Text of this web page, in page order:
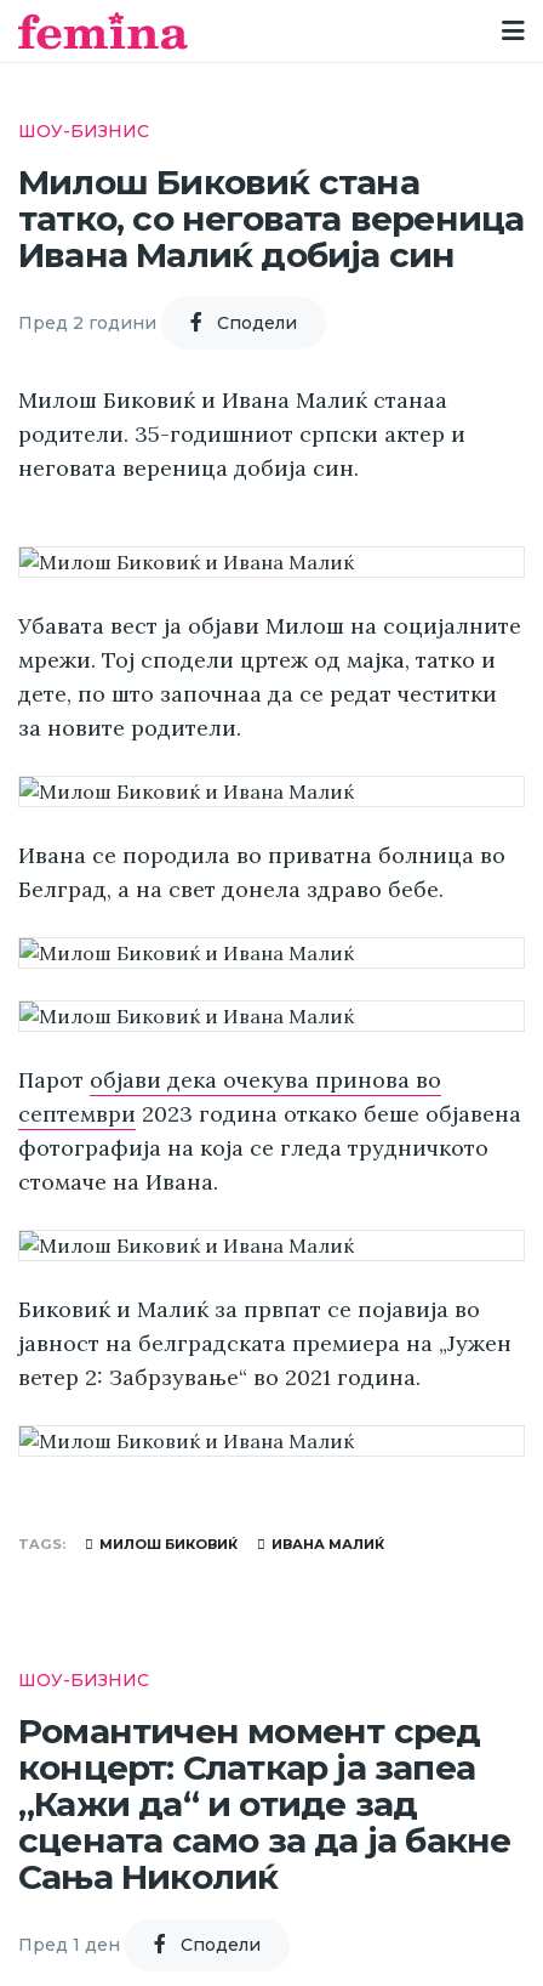
ШОУ-БИЗНИС
Милош Биковиќ стана
татко, со неговата вереница
Ивана Малиќ добија син
Пред 2 години Cподели
Милош Биковиќ и Ивана Малиќ станаа
родители. 35-годишниот српски актер и
неговата вереница добија син.
Убавата вест ја објави Милош на социјалните
мрежи. Тој сподели цртеж од мајка, татко и
дете, по што започнаа да се редат честитки
за новите родители.
Ивана се породила во приватна болница во
Белград, а на свет донела здраво бебе.
Парот објави дека очекува принова во
септември 2023 година откако беше објавена
фотографија на која се гледа трудничкото
стомаче на Ивана.
Биковиќ и Малиќ за првпат се појавија во
јавност на белградската премиера на „Јужен
ветер 2: Забрзување“ во 2021 година.
TAGS МИЛОШ БИКОВИЌ ИВАНА МАЛИЌ
ШОУ-БИЗНИС
Романтичен момент сред
концерт: Слаткар ја запеа
„Кажи да“ и отиде зад
сцената само за да ја бакне
Сања Николиќ
Пред 1 ден Cподели